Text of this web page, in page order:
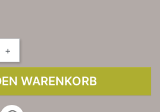
+
WARENKORB